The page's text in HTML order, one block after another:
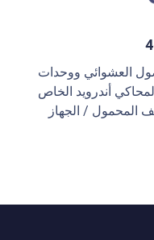
العشوائي ووحدات
أندرويد الخاص
المحمول / الجهاز